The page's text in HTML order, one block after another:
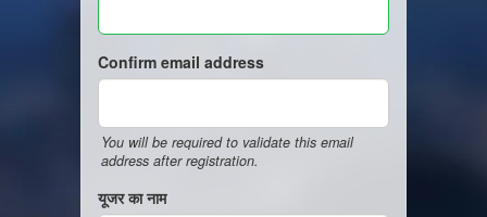
Confirm email address
You will be required to validate this email
address after registration.
यूजर का नाम